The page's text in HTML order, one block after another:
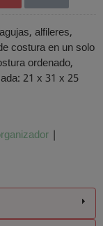
alfileres,
costura en un solo
ordenado,
21 x 31 x 25
|